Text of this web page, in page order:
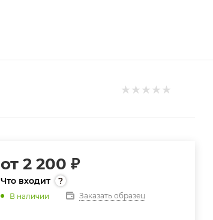
от 2 200 ₽
Что входит
В наличии Заказать образец